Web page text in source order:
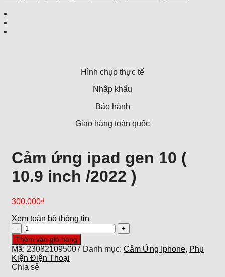
Hình chụp thực tế
Nhập khẩu
Bảo hành
Giao hàng toàn quốc
Cảm ứng ipad gen 10 (
10.9 inch /2022 )
300.000₫
Xem toàn bộ thông tin
Cảm
ứng
ipad
gen
10
(
Thêm vào giỏ hàng
Mã: 230821095007 Danh mục: Cảm Ứng Iphone, Phụ
Kiện Điện Thoại
Chia sẻ